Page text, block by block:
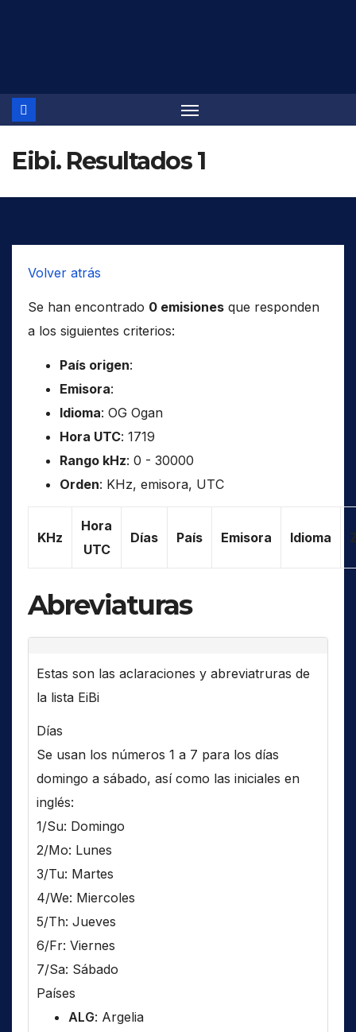
Eibi. Resultados 1
Volver atrás
Se han encontrado 0 emisiones que responden
a los siguientes criterios:
País origen:
Emisora:
Idioma: OG Ogan
Hora UTC: 1719
Rango kHz: 0 - 30000
Orden: KHz, emisora, UTC
KHz
Hora
UTC
Días País Emisora Idioma
Abreviaturas
Estas son las aclaraciones y abreviatruras de
la lista EiBi
Días
Se usan los números 1 a 7 para los días
domingo a sábado, así como las iniciales en
inglés:
1/Su: Domingo
2/Mo: Lunes
3/Tu: Martes
4/We: Miercoles
5/Th: Jueves
6/Fr: Viernes
7/Sa: Sábado
Países
ALG: Argelia